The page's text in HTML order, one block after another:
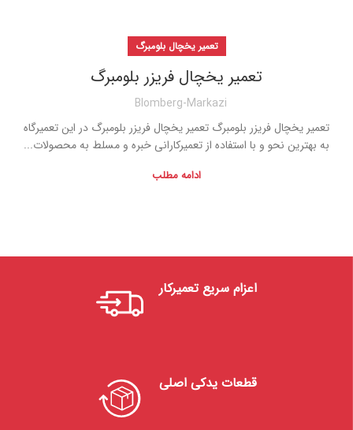
تعمیر یخچال بلومبرگ
تعمیر یخچال فریزر بلومبرگ
Blomberg-Markazi
تعمیر یخچال فریزر بلومبرگ تعمیر یخچال فریزر بلومبرگ در این تعمیرگاه
به بهترین نحو و با استفاده از تعمیرکارانی خبره و مسلط به محصولات...
ادامه مطلب
اعزام سریع تعمیرکار
قطعات یدکی اصلی